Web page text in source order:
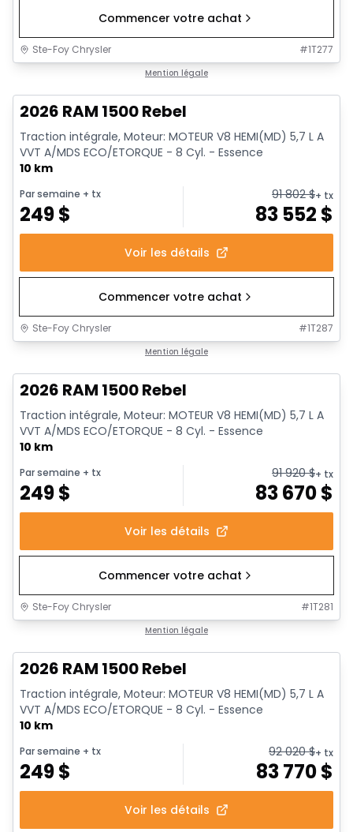
Commencer votre achat
Ste-Foy Chrysler #1T277
Mention légale
2026 RAM 1500 Rebel
Traction intégrale, Moteur: MOTEUR V8 HEMI(MD) 5,7 L A
VVT A/MDS ECO/ETORQUE - 8 Cyl. - Essence
10 km
Par semaine + tx
249$
91 802$+ tx
83 552 $
Voir les détails
Commencer votre achat
Ste-Foy Chrysler #1T287
Mention légale
2026 RAM 1500 Rebel
Traction intégrale, Moteur: MOTEUR V8 HEMI(MD) 5,7 L A
VVT A/MDS ECO/ETORQUE - 8 Cyl. - Essence
10 km
Par semaine + tx
249$
91 920$+ tx
83 670$
Voir les détails
Commencer votre achat
Ste-Foy Chrysler #1T281
Mention légale
2026 RAM 1500 Rebel
Traction intégrale, Moteur: MOTEUR V8 HEMI(MD) 5,7 L A
VVT A/MDS ECO/ETORQUE - 8 Cyl. - Essence
10 km
Par semaine + tx
249$
92 020$+ tx
83 770$
Voir les détails